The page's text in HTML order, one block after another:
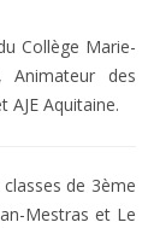
Collège Marie-
des
AJE Aquitaine.
de 3ème
Mestras et Le